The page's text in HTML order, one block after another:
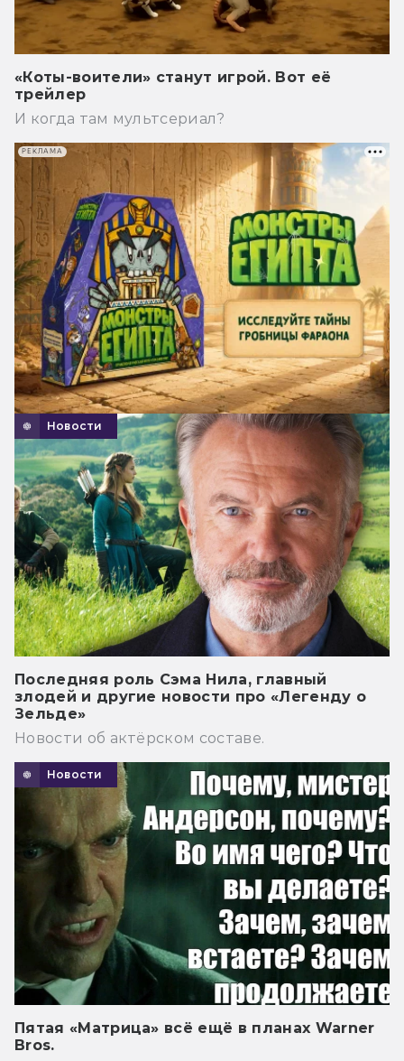
«Коты-воители» станут игрой. Вот её
трейлер
И когда там мультсериал?
Новости
Последняя роль Сэма Нила, главный
злодей и другие новости про «Легенду о
Зельде»
Новости об актёрском составе.
Новости
Пятая «Матрица» всё ещё в планах Warner
Bros.
РЕКЛАМА